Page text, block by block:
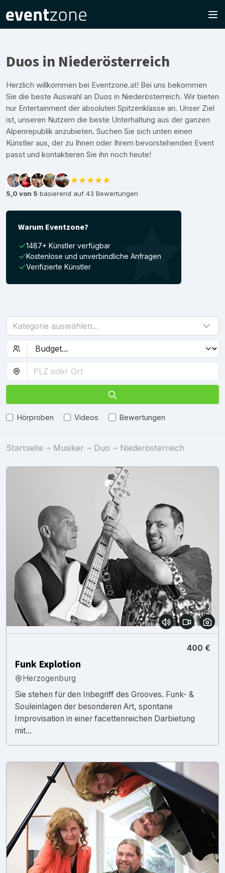
Duos in Niederösterreich
Herzlich willkommen bei Eventzone.at! Bei uns bekommen
Sie die beste Auswahl an Duos in Niederösterreich. Wir bieten
nur Entertainment der absoluten Spitzenklasse an. Unser Ziel
ist, unseren Nutzern die beste Unterhaltung aus der ganzen
Alpenrepublik anzubieten. Suchen Sie sich unten einen
Künstler aus, der zu Ihnen oder Ihrem bevorstehenden Event
passt und kontaktieren Sie ihn noch heute!
★★★★★
5,0 von 5 basierend auf 43 Bewertungen
Warum Eventzone?
1487+ Künstler verfügbar
Kostenlose und unverbindliche Anfragen
Verifizierte Künstler
Kategorie auswählen...
Hörproben Videos Bewertungen
Startseite Musiker Duo Niederösterreich
400 €
Funk Explotion
Herzogenburg
Sie stehen für den Inbegriff des Grooves. Funk- &
Souleinlagen der besonderen Art, spontane
Improvisation in einer facettenreichen Darbietung
mit...